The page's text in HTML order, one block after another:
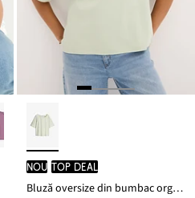
nou TOP DEAL
Bluză oversize din bumbac organic